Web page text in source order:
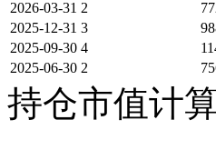
2026-03-31 2
2025-12-31 3
2025-09-30 4
2025-06-30 2
持仓市值计